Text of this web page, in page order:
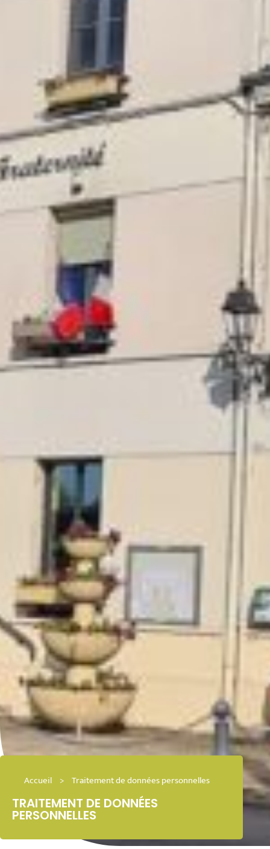
Accueil > Traitement de données personnelles
TRAITEMENT DE DONNÉES
PERSONNELLES